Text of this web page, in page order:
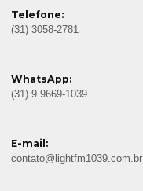
Telefone:
(31) 3058-2781
WhatsApp:
(31) 9 9669-1039
E-mail:
contato@lightfm1039.com.br